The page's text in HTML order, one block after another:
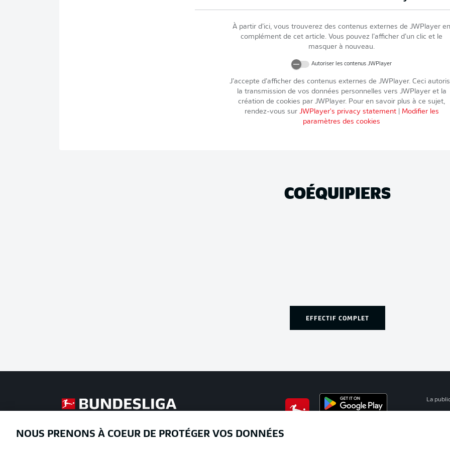
À partir d’ici, vous trouverez des contenus externes de JWPlayer en
complément de cet article. Vous pouvez l’afficher d’un clic et le
masquer à nouveau.
Autoriser les contenus JWPlayer
J’accepte d’afficher des contenus externes de JWPlayer. Ceci
la transmission de vos données personnelles vers JWPlayeret la
création de cookies par JWPlayer. Pour en savoir plus à ce sujet,
rendez-vous sur JWPlayer's privacy statement| Modifier les
paramètres des cookies
COÉQUIPIERS
EFFECTIF COMPLET
La
NOUS PRENONS À COEUR DE PROTÉGER VOS DONNÉES